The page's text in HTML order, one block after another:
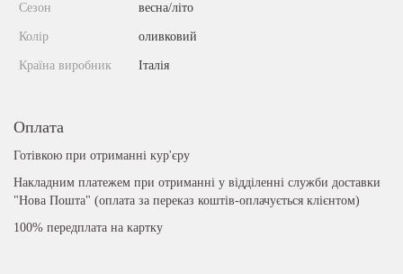
Сезон весна/літо
Колір оливковий
Країна виробник Італія
Оплата
Готівкою при отриманні кур'єру
Накладним платежем при отриманні у відділенні служби доставки
"Нова Пошта" (оплата за переказ коштів-оплачується клієнтом)
100% передплата на картку